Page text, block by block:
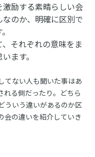
励する素晴らしい会
のか、明確に区別で
それぞれの意味をま
ます。
てない人も聞いた事はあ
れる側だったり。どちら
ういう違いがあるのか区
会の違いを紹介していき